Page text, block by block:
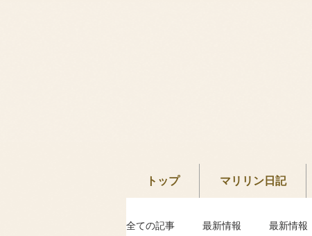
トップ マリリン日記
全ての記事 最新情報 最新情報